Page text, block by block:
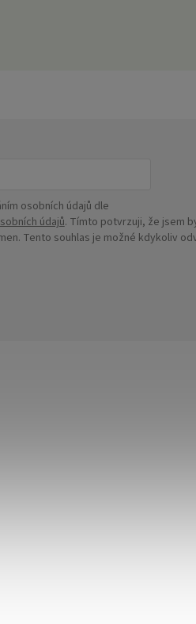
osobních údajů dle
údajů. Tímto potvrzuji, že jsem
Tento souhlas je možné kdykoliv